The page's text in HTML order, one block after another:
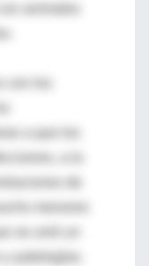
animales
a que los
menores
patologías.